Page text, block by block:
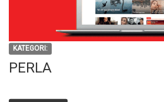
KATEGORI:
PERLA